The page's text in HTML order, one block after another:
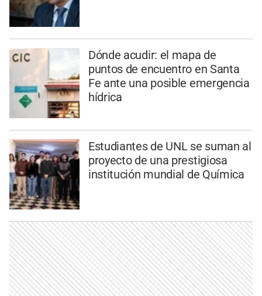
Dónde acudir: el mapa de
puntos de encuentro en Santa
Fe ante una posible emergencia
hídrica
Estudiantes de UNL se suman al
proyecto de una prestigiosa
institución mundial de Química